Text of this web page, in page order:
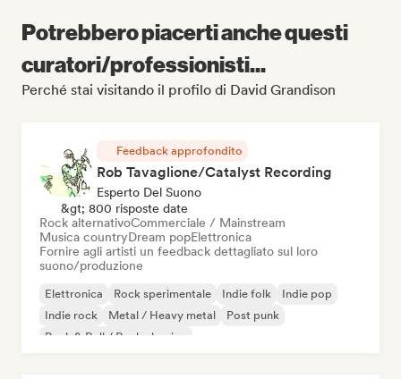
Potrebbero piacerti anche questi
curatori/professionisti...
Perché stai visitando il profilo di David Grandison
Feedback approfondito
Rob Tavaglione/Catalyst Recording
Esperto Del Suono
&gt; 800 risposte date
Rock alternativoCommerciale / Mainstream
Musica countryDream popElettronica
Fornire agli artisti un feedback dettagliato sul loro
suono/produzione
Elettronica Rock sperimentale Indie folk
Indie pop
Indie rock
Metal / Heavy metal
Post punk
Rock & Roll / Rock classico